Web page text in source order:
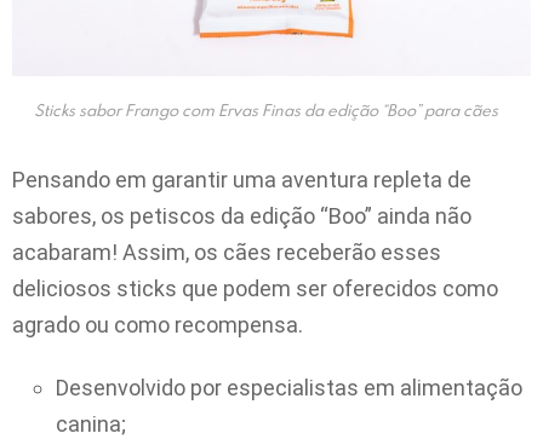
Sticks sabor Frango com Ervas Finas da edição “Boo” para cães
Pensando em garantir uma aventura repleta de
sabores, os petiscos da edição “Boo” ainda não
acabaram! Assim, os cães receberão esses
deliciosos sticks que podem ser oferecidos como
agrado ou como recompensa.
Desenvolvido por especialistas em alimentação
canina;